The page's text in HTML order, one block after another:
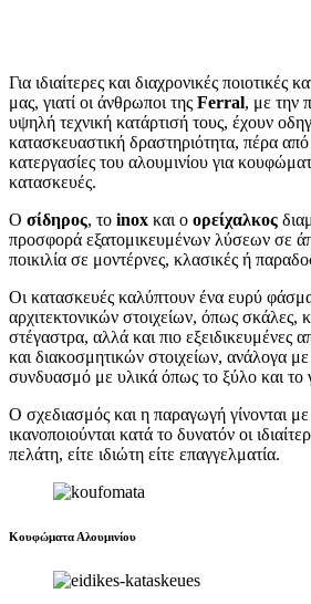
Για ιδιαίτερες και διαχρονικές ποιοτικές
μας, γιατί οι άνθρωποι της Ferral, με την
υψηλή τεχνική κατάρτισή τους, έχουν
κατασκευαστική δραστηριότητα, πέρα από
κατεργασίες του αλουμινίου για
κατασκευές.
Ο σίδηρος, το inox και ο ορείχαλκος
προσφορά εξατομικευμένων λύσεων σε
ποικιλία σε μοντέρνες, κλασικές ή
Οι κατασκευές καλύπτουν ένα ευρύ
αρχιτεκτονικών στοιχείων, όπως σκάλες,
στέγαστρα, αλλά και πιο εξειδικευμένες
και διακοσμητικών στοιχείων, ανάλογα με
συνδυασμό με υλικά όπως το ξύλο και το
Ο σχεδιασμός και η παραγωγή γίνονται
ικανοποιούνται κατά το δυνατόν οι
πελάτη, είτε ιδιώτη είτε επαγγελματία.
Κουφώματα Αλουμινίου